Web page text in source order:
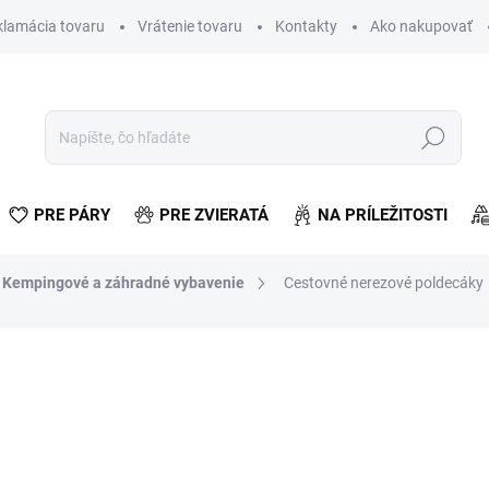
tovaru Vrátenie tovaru Kontakty Ako nakupovať
Hľadať
PRE PÁRY PRE ZVIERATÁ NA PRÍLEŽITOSTI
Kempingové a záhradné vybavenie Cestovné nerezové poldecáky